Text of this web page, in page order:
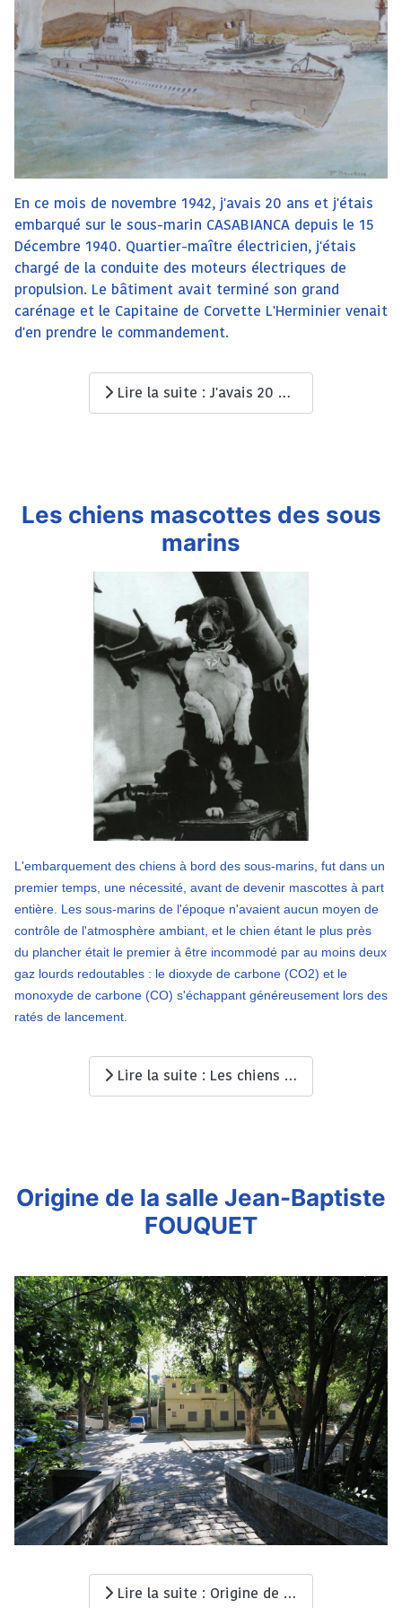
En ce mois de novembre 1942, j'avais 20 ans et j'étais
embarqué sur le sous-marin CASABIANCA depuis le 15
Décembre 1940. Quartier-maître électricien, j'étais
chargé de la conduite des moteurs électriques de
propulsion. Le bâtiment avait terminé son grand
carénage et le Capitaine de Corvette L'Herminier venait
d'en prendre le commandement.
Lire la suite : J'avais 20 ans sur le sous-marin CASABIANCA (Q183)…
Les chiens mascottes des sous
marins
L'embarquement des chiens à bord des sous-marins, fut dans un
premier temps, une nécessité, avant de devenir mascottes à part
entière. Les sous-marins de l'époque n'avaient aucun moyen de
contrôle de l'atmosphère ambiant, et le chien étant le plus près
du plancher était le premier à être incommodé par au moins deux
gaz lourds redoutables : le dioxyde de carbone (CO2) et le
monoxyde de carbone (CO) s'échappant généreusement lors des
ratés de lancement.
Lire la suite : Les chiens mascottes des sous marins
Origine de la salle Jean-Baptiste
FOUQUET
Lire la suite : Origine de la salle Jean-Baptiste FOUQUET